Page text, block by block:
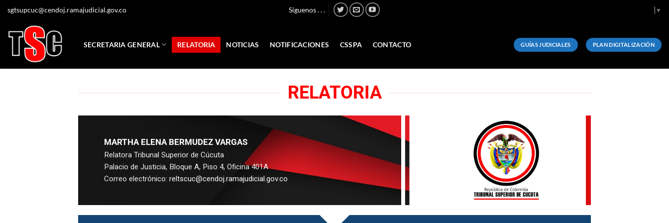
sgtsupcuc@cendoj.ramajudicial.gov.co Síguenos . . . ▼
SECRETARIA GENERAL RELATORIA NOTICIAS NOTIFICACIONES CSSPA CONTACTO GUÍAS JUDICIALES PLAN DIGITALIZACIÓN
RELATORIA
MARTHA ELENA BERMUDEZ VARGAS
Relatora Tribunal Superior de Cúcuta
Palacio de Justicia, Bloque A, Piso 4, Oficina 401A
Correo electrónico: reltscuc@cendoj.ramajudicial.gov.co